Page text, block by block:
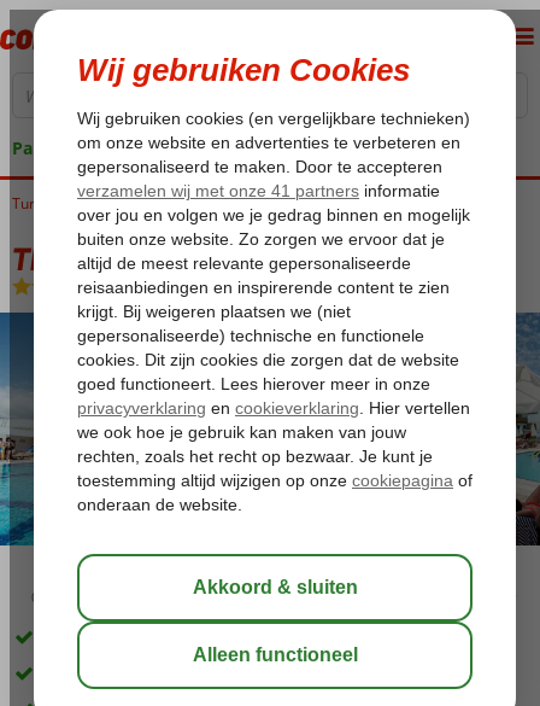
Pakketgarantie
Home
Turkije Turkse Riviera Alanya Kargicak The Lumos Deluxe Resort
The Lumos Deluxe Resort
Ultra All Inclusive-Hotel
03:45
Op ca. 150 meter van het strand
3 à-la-carterestaurants